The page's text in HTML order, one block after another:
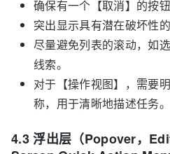
确保有一个【取消】的按钮
突出显示具有潜在破坏性的
尽量避免列表的滚动，如
线索。
对于【操作视图】，需要
称，用于清晰地描述任务。
4.3 浮出层（Popover，